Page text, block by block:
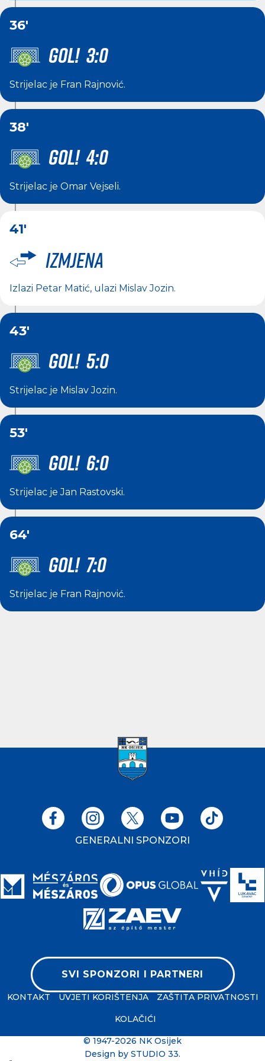
36'
GOL! 3:0
Strijelac je Fran Rajnović.
38'
GOL! 4:0
Strijelac je Omar Vejseli.
41'
Izmjena
Izlazi Petar Matić, ulazi Mislav Jozin.
43'
GOL! 5:0
Strijelac je Mislav Jozin.
53'
GOL! 6:0
Strijelac jeJan Rastovski.
64'
GOL! 7:0
Strijelac je Fran Rajnović.
GENERALNI SPONZORI
SVI SPONZORI I PARTNERI
KONTAKT UVJETI KORIŠTENJA ZAŠTITA PRIVATNOSTI
KOLAČIĆI
© 1947-2026 NK Osijek
Design by STUDIO 33.